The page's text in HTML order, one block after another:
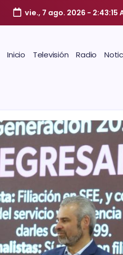
vie., 7 ago. 2026 - 2:43:16
Inicio Televisión Radio